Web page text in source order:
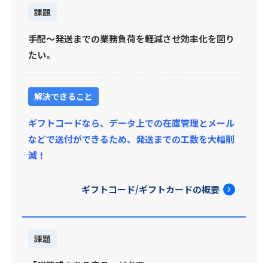
課題
手配～発送までの業務負荷を軽減させ効率化を図り
たい。
解決できること
ギフトコードなら、データ上での在庫管理とメール
などで送付ができるため、発送までの工数を大幅削
減！
ギフトコード/ギフトカードの概要
課題